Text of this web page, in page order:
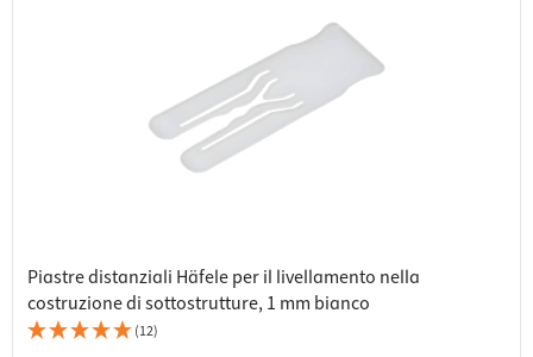
Piastre distanziali Häfele per il livellamento nella
costruzione di sottostrutture, 1 mm bianco
(12)